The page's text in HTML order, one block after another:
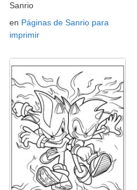
Sanrio
en Páginas de Sanrio para
imprimir